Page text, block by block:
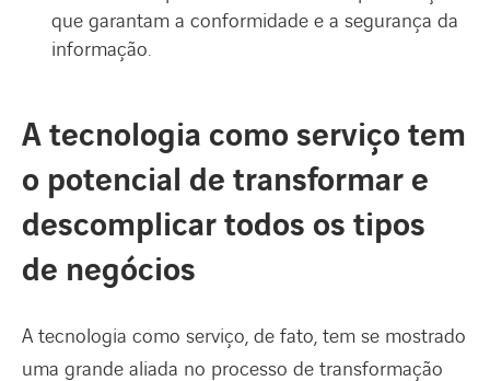
que garantam a conformidade e a segurança da
informação.
A tecnologia como serviço tem
o potencial de transformar e
descomplicar todos os tipos
de negócios
A tecnologia como serviço, de fato, tem se mostrado
uma grande aliada no processo de transformação